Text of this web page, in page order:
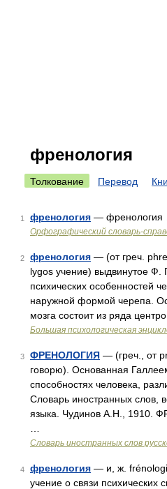
френология
Толкование Перевод
1 френология — френология
Орфографический словарь-
2 френология — (от греч.
lуgos учение) выдвинутое Ф.
психических особенностей
наружной формой черепа.
мозга состоит из ряда
Большая психологическая
3 ФРЕНОЛОГИЯ — (греч., от
говорю). Основанная
способностях человека,
Словарь иностранных слов,
языка. Чудинов А.Н., 1910.
Словарь иностранных слов
4 френология — и, ж.
учение о связи психических